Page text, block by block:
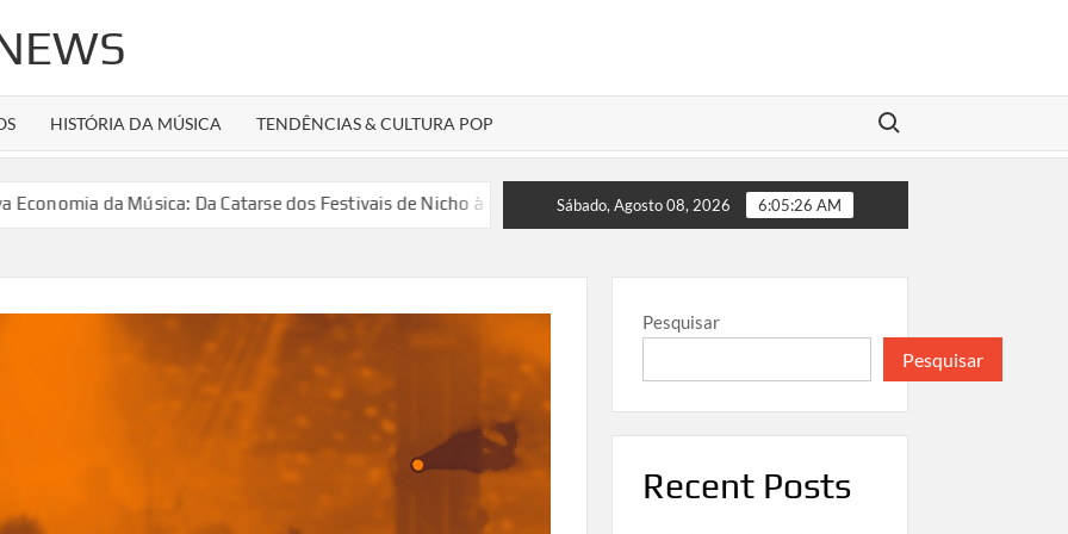
HISTÓRIA DA MÚSICA TENDÊNCIAS & CULTURA POP
Search for:
da Música: Da Catarse dos Festivais de Nicho à Máquina de Hits do Streaming A Força da Visão Independente: Da
Sábado, Agosto 08, 2026 6:05:26 AM
Pesquisar
Pesquisar
Recent Posts